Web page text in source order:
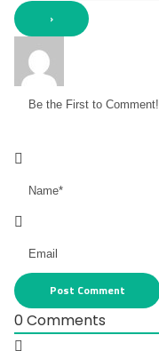
0Comments